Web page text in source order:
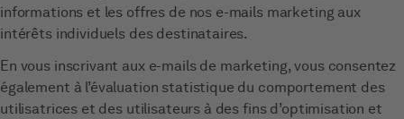
informations et les offres de nos e-mails marketing aux
intérêts individuels des destinataires.
En vous inscrivant aux e-mails de marketing, vous consentez
également à l’évaluation statistique du comportement des
utilisatrices et des utilisateurs à des fins d’optimisation et